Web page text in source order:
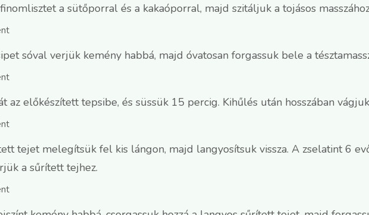
a sütőporral és a kakaóporral, majd szitáljuk a tojásos
sóval verjük kemény habbá, majd óvatosan forgassuk bele a
az előkészített tepsibe, és süssük 15 percig. Kihűlés után hosszában
tejet melegítsük fel kis lángon, majd langyosítsuk vissza. A zselatint 6
a sűrített tejhez.